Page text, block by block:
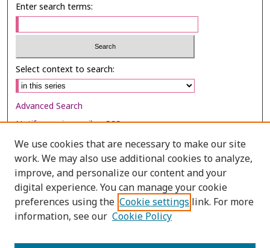
Enter search terms:
Select context to search:
Advanced Search
Notify me via email orRSS
Browse
Collections
Disciplines
Authors
We use cookies that are necessary to make our site
work. We may also use additional cookies to analyze,
improve, and personalize our content and your
digital experience. You can manage your cookie
preferences using the Cookie settings link. For more
information, see our Cookie Policy